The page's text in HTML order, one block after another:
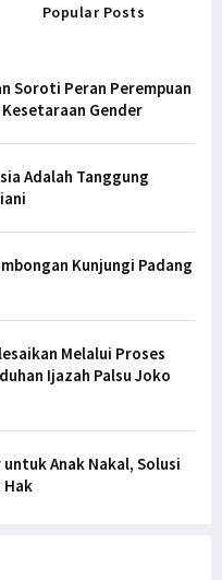
Popular Posts
Soroti Peran Perempuan
Gender
Adalah Tanggung
Kunjungi Padang
Melalui Proses
Ijazah Palsu Joko
Anak Nakal, Solusi